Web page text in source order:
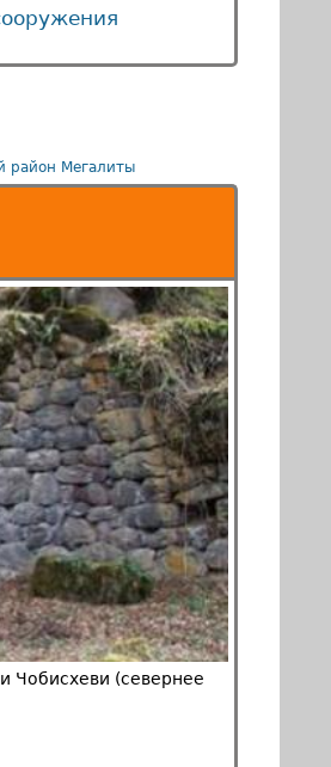
район Мегалиты
Чобисхеви (севернее